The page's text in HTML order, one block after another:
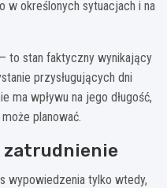
w określonych sytuacjach i na
to stan faktyczny wynikający
przysługujących dni
ma wpływu na jego długość,
planować.
zatrudnienie
wypowiedzenia tylko wtedy,